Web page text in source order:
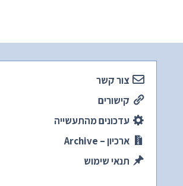
צור קשר
קישורים
עדכונים מהתעשייה
ארכיון – Archive
תנאי שימוש